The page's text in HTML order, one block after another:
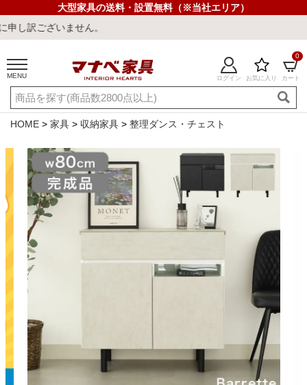
大型家具の送料・設置無料（※当社エリア）
。
MENU ログイン お気に入り カート
0
ご利用ガイド 新規会員登録
店舗一覧 閲覧履歴
キーワード・商品番号で探す
ウィルトンラ
カテゴリから探す
HOME 家具 収納家具 整理ダンス・チェスト